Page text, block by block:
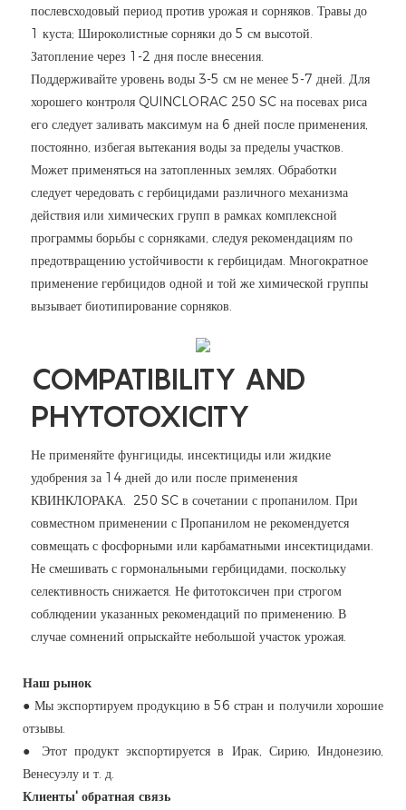
послевсходовый период против урожая и сорняков. Травы до
1 куста; Широколистные сорняки до 5 см высотой.
Затопление через 1-2 дня после внесения.
Поддерживайте уровень воды 3-5 см не менее 5-7 дней. Для
хорошего контроля QUINCLORAC 250 SC на посевах риса
его следует заливать максимум на 6 дней после применения,
постоянно, избегая вытекания воды за пределы участков.
Может применяться на затопленных землях. Обработки
следует чередовать с гербицидами различного механизма
действия или химических групп в рамках комплексной
программы борьбы с сорняками, следуя рекомендациям по
предотвращению устойчивости к гербицидам. Многократное
применение гербицидов одной и той же химической группы
вызывает биотипирование сорняков.
COMPATIBILITY AND
PHYTOTOXICITY
Не применяйте фунгициды, инсектициды или жидкие
удобрения за 14 дней до или после применения
КВИНКЛОРАКА. 250 SC в сочетании с пропанилом. При
совместном применении с Пропанилом не рекомендуется
совмещать с фосфорными или карбаматными инсектицидами.
Не смешивать с гормональными гербицидами, поскольку
селективность снижается. Не фитотоксичен при строгом
соблюдении указанных рекомендаций по применению. В
случае сомнений опрыскайте небольшой участок урожая.
Наш рынок
● Мы экспортируем продукцию в 56 стран и получили хорошие
отзывы.
● Этот продукт экспортируется в Ирак, Сирию, Индонезию,
Венесуэлу и т. д.
Клиенты' обратная связь